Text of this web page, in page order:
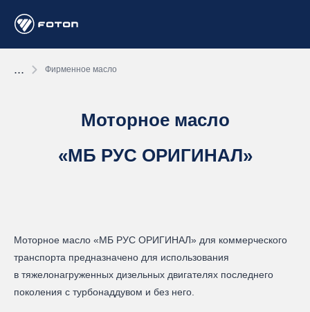
... Фирменное масло
Моторное масло
«МБ РУС ОРИГИНАЛ»
Моторное масло «МБ РУС ОРИГИНАЛ» для коммерческого
транспорта предназначено для использования
в тяжелонагруженных дизельных двигателях последнего
поколения с турбонаддувом и без него.